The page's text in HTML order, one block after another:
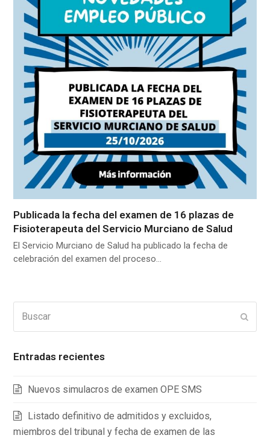
Publicada la fecha del examen de 16 plazas de
Fisioterapeuta del Servicio Murciano de Salud
El Servicio Murciano de Salud ha publicado la fecha de
celebración del examen del proceso…
Entradas recientes
Nuevos simulacros de examen OPE SMS
Listado definitivo de admitidos y excluidos,
miembros del tribunal y fecha de examen de las